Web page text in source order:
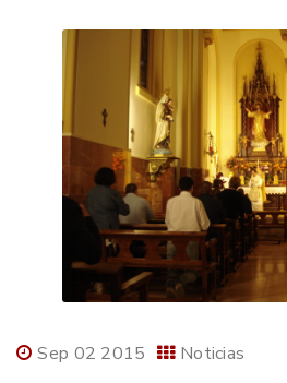
Sep 02 2015 Noticias